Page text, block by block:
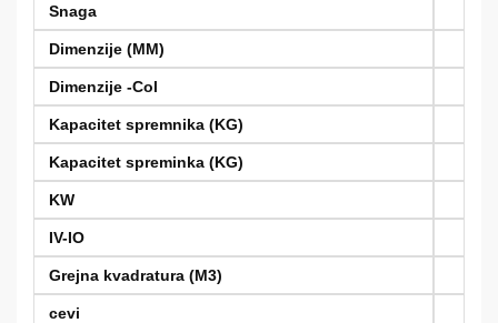
Snaga
Dimenzije (MM)
Dimenzije -Col
Kapacitet spremnika (KG)
Kapacitet spreminka (KG)
KW
IV-IO
Grejna kvadratura (M3)
cevi